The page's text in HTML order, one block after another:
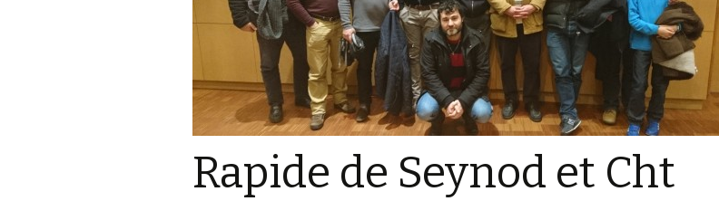
Rapide de Seynod et Cht